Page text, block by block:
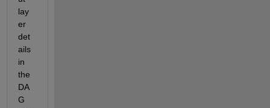
lay
er
det
ails
in
the
DA
G